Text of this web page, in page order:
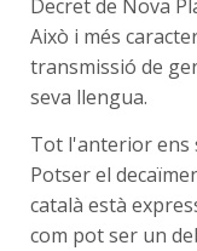
Decret de Nova
Això i més
transmissió de
seva llengua.
Tot l'anterior ens
Potser el
català està
com pot ser un